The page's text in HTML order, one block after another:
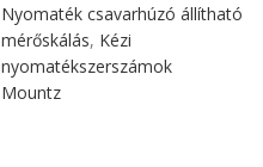
Nyomaték csavarhúzó állítható
mérőskálás, Kézi
nyomatékszerszámok
Mountz